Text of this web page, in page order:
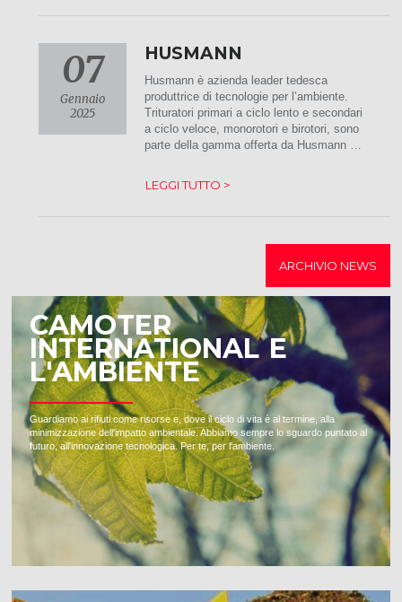
07
Gennaio
2025
HUSMANN
Husmann è azienda leader tedesca
produttrice di tecnologie per l’ambiente.
Trituratori primari a ciclo lento e secondari
a ciclo veloce, monorotori e birotori, sono
parte della gamma offerta da Husmann …
LEGGI TUTTO >
ARCHIVIO NEWS
CAMOTER
INTERNATIONAL E
L'AMBIENTE
Guardiamo ai rifiuti come risorse e, dove il ciclo di vita è al termine, alla
minimizzazione dell'impatto ambientale. Abbiamo sempre lo sguardo puntato al
futuro, all'innovazione tecnologica. Per te, per l'ambiente.